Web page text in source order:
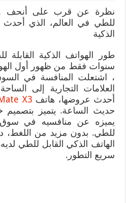
نظرة عن قرب على أنحف
للطي في العالم، الذي
الذكية
طور الهواتف الذكية
سنوات فقط من ظهور أول
، اشتعلت المنافسة في
العلامات التجارية إلى
أحدث عروضها، هاتف X3
حديث الساعة. يتميز بتصميم
يميزه عن منافسيه في سوق
للطي. بدون مزيد من اللغط،
الهاتف الذكي القابل للطي
سريع التطور.